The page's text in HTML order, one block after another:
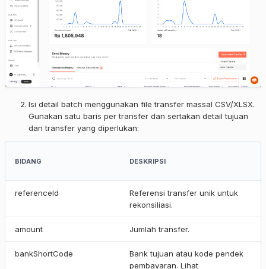
Isi detail batch menggunakan file transfer massal CSV/XLSX.
Gunakan satu baris per transfer dan sertakan detail tujuan
dan transfer yang diperlukan:
BIDANG DESKRIPSI
referenceId
Referensi transfer unik untuk
rekonsiliasi.
amount Jumlah transfer.
bankShortCode
Bank tujuan atau kode pendek
pembayaran. Lihat